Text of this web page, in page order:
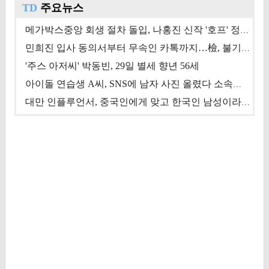
TD 주요뉴스
메가박스중앙 회생 절차 돌입, 나홍진 신작 '호프' 정상 개봉에 쏠린 시선 [상반기 결산 기획]
민희진 입사 동의서부터 무속인 카톡까지…檢, 불기소 처분 근거들 [이슈&톡]
'주스 아저씨' 박동빈, 29일 별세 향년 56세
아이돌 연습생 A씨, SNS에 남자 사진 올렸다 소속사 퇴출
대만 인플루언서, 중국인에게 맞고 한국인 남성이라 진술 '후폭풍'